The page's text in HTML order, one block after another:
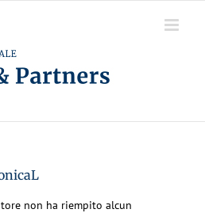
non ha riempito alcun